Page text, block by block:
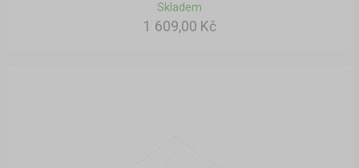
Skladem
1 609,00 Kč